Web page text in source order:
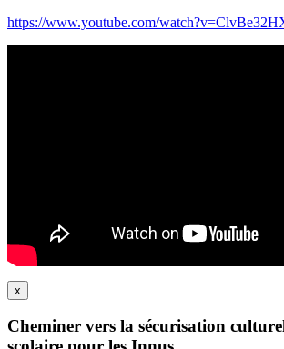
https://www.youtube.com/
x
Cheminer vers la sécurisation